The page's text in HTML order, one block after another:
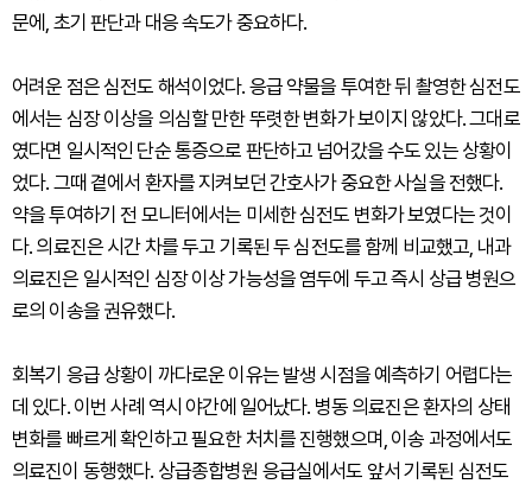
문에, 초기 판단과 대응 속도가 중요하다.
어려운 점은 심전도 해석이었다. 응급 약물을 투여한 뒤 촬영한 심전도
에서는 심장 이상을 의심할 만한 뚜렷한 변화가 보이지 않았다. 그대로
였다면 일시적인 단순 통증으로 판단하고 넘어갔을 수도 있는 상황이
었다. 그때 곁에서 환자를 지켜보던 간호사가 중요한 사실을 전했다.
약을 투여하기 전 모니터에서는 미세한 심전도 변화가 보였다는 것이
다. 의료진은 시간 차를 두고 기록된 두 심전도를 함께 비교했고, 내과
의료진은 일시적인 심장 이상 가능성을 염두에 두고 즉시 상급 병원으
로의 이송을 권유했다.
회복기 응급 상황이 까다로운 이유는 발생 시점을 예측하기 어렵다는
데 있다. 이번 사례 역시 야간에 일어났다. 병동 의료진은 환자의 상태
변화를 빠르게 확인하고 필요한 처치를 진행했으며, 이송 과정에서도
의료진이 동행했다. 상급종합병원 응급실에서도 앞서 기록된 심전도